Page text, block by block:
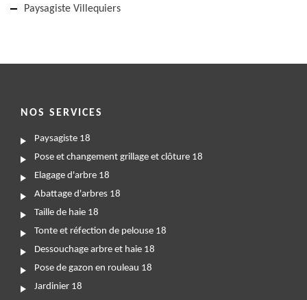
Paysagiste Villequiers
NOS SERVICES
Paysagiste 18
Pose et changement grillage et clôture 18
Elagage d'arbre 18
Abattage d'arbres 18
Taille de haie 18
Tonte et réfection de pelouse 18
Dessouchage arbre et haie 18
Pose de gazon en rouleau 18
Jardinier 18